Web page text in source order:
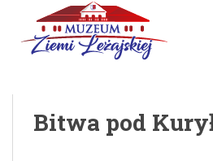
Skip to main content
Bitwa pod